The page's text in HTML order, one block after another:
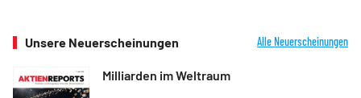
Unsere Neuerscheinungen Alle Neuerscheinungen
Milliarden im Weltraum